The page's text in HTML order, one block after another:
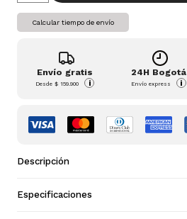
Calcular tiempo de envío
Envío gratis
Desde$ 159.900 i
24H Bogotá
Envío express i
Descripción
Especificaciones